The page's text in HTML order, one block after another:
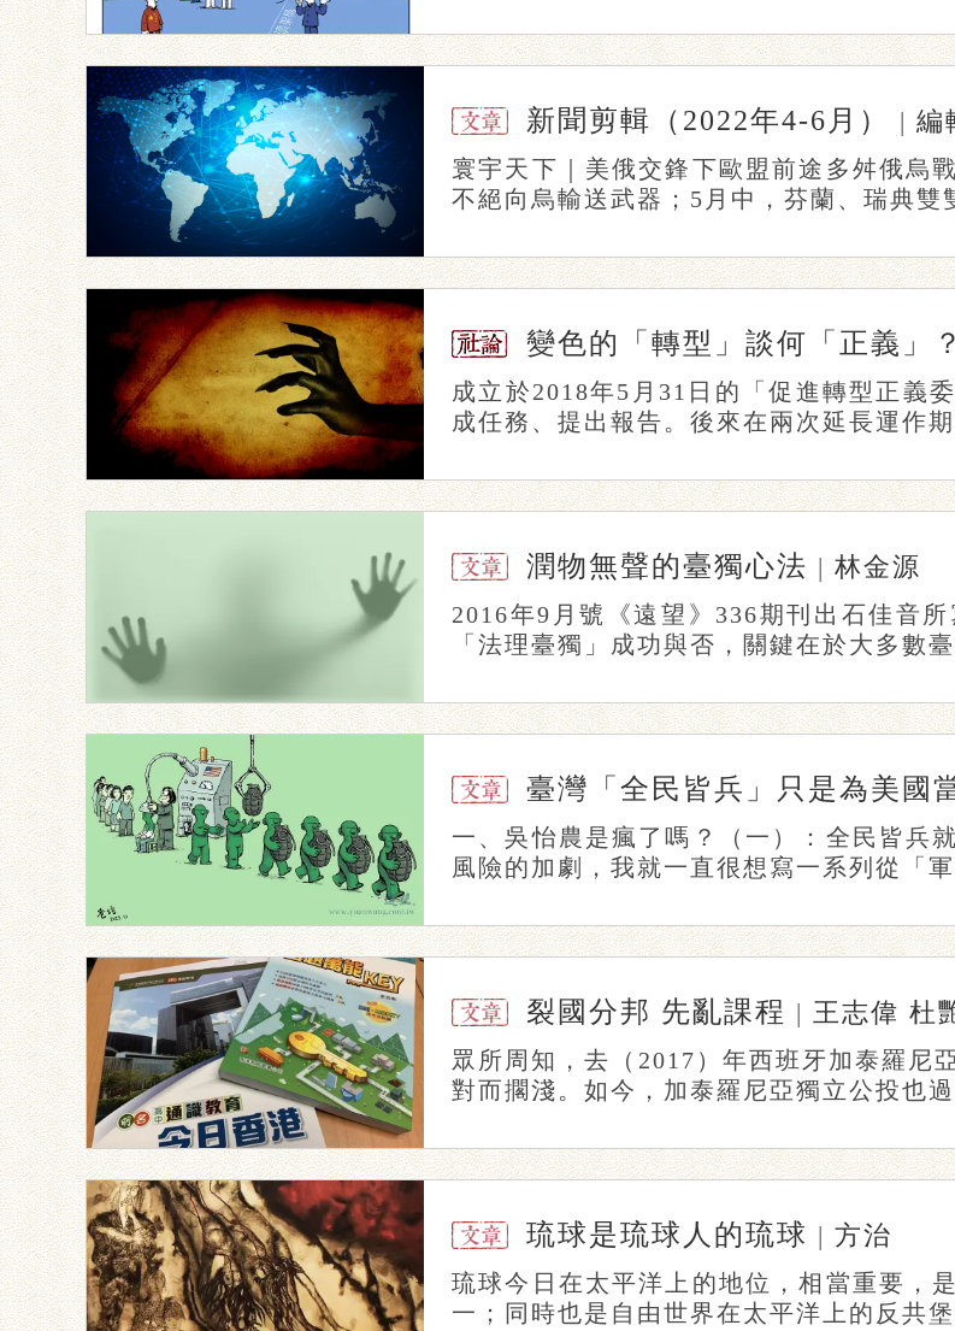
新聞剪輯（2022年4-6月） | 編
寰宇天下｜美俄交鋒下歐盟前途多舛俄烏
不絕向烏輸送武器；5月中，芬蘭、瑞典
變色的「轉型」談何「正義」？
成立於2018年5月31日的「促進轉型正義
成任務、提出報告。後來在兩次延長運作
潤物無聲的臺獨心法 | 林金源
2016年9月號《遠望》336期刊出石佳音
「法理臺獨」成功與否，關鍵在於大多數
臺灣「全民皆兵」只是為美國
一、吳怡農是瘋了嗎？（一）：全民皆兵
風險的加劇，我就一直很想寫一系列從「
裂國分邦 先亂課程 | 王志偉 杜
眾所周知，去（2017）年西班牙加泰羅尼
對而擱淺。如今，加泰羅尼亞獨立公投也
琉球是琉球人的琉球 | 方治
琉球今日在太平洋上的地位，相當重要，
一；同時也是自由世界在太平洋上的反共